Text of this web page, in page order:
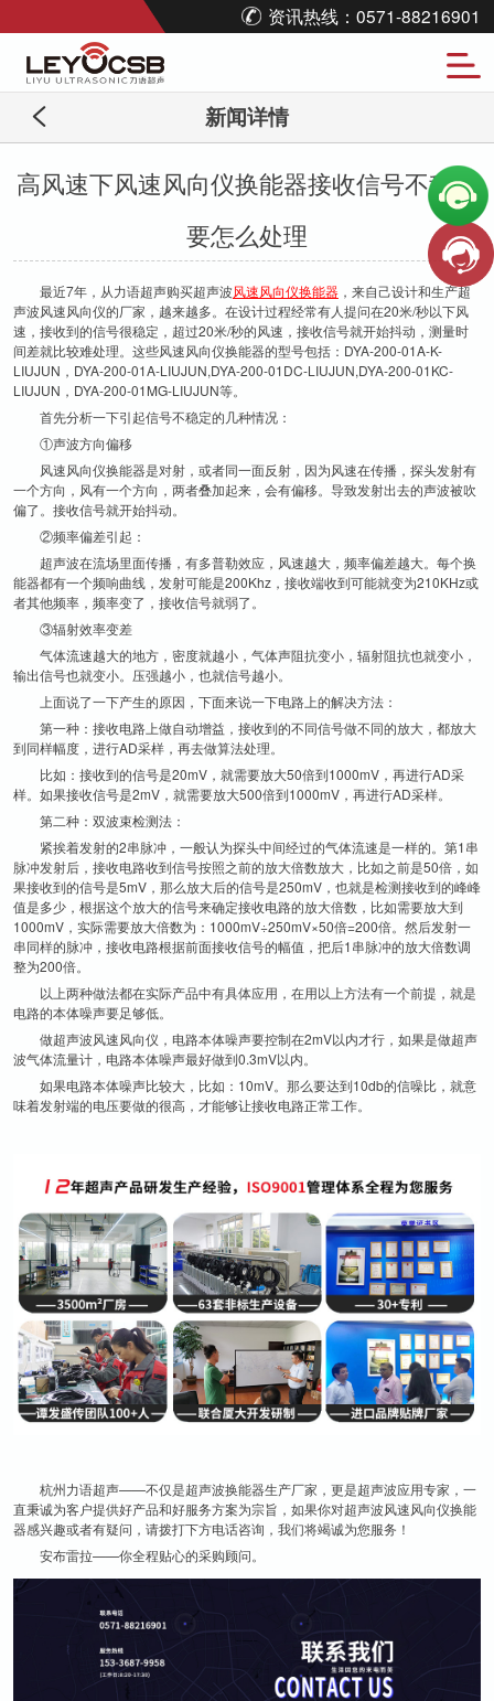
资讯热线：0571-88216901
新闻详情
高风速下风速风向仪换能器接收信号不稳定
要怎么处理
最近7年，从力语超声购买超声波风速风向仪换能器，来自己设计和生产超
声波风速风向仪的厂家，越来越多。在设计过程经常有人提问在20米/秒以下风
速，接收到的信号很稳定，超过20米/秒的风速，接收信号就开始抖动，测量时
间差就比较难处理。这些风速风向仪换能器的型号包括：DYA-200-01A-K-
LIUJUN，DYA-200-01A-LIUJUN,DYA-200-01DC-LIUJUN,DYA-200-01KC-
LIUJUN，DYA-200-01MG-LIUJUN等。
首先分析一下引起信号不稳定的几种情况：
①声波方向偏移
风速风向仪换能器是对射，或者同一面反射，因为风速在传播，探头发射有
一个方向，风有一个方向，两者叠加起来，会有偏移。导致发射出去的声波被吹
偏了。接收信号就开始抖动。
②频率偏差引起：
超声波在流场里面传播，有多普勒效应，风速越大，频率偏差越大。每个换
能器都有一个频响曲线，发射可能是200Khz，接收端收到可能就变为210KHz或
者其他频率，频率变了，接收信号就弱了。
③辐射效率变差
气体流速越大的地方，密度就越小，气体声阻抗变小，辐射阻抗也就变小，
输出信号也就变小。压强越小，也就信号越小。
上面说了一下产生的原因，下面来说一下电路上的解决方法：
第一种：接收电路上做自动增益，接收到的不同信号做不同的放大，都放大
到同样幅度，进行AD采样，再去做算法处理。
比如：接收到的信号是20mV，就需要放大50倍到1000mV，再进行AD采
样。如果接收信号是2mV，就需要放大500倍到1000mV，再进行AD采样。
第二种：双波束检测法：
紧挨着发射的2串脉冲，一般认为探头中间经过的气体流速是一样的。第1串
脉冲发射后，接收电路收到信号按照之前的放大倍数放大，比如之前是50倍，如
果接收到的信号是5mV，那么放大后的信号是250mV，也就是检测接收到的峰峰
值是多少，根据这个放大的信号来确定接收电路的放大倍数，比如需要放大到
1000mV，实际需要放大倍数为：1000mV÷250mV×50倍=200倍。然后发射一
串同样的脉冲，接收电路根据前面接收信号的幅值，把后1串脉冲的放大倍数调
整为200倍。
以上两种做法都在实际产品中有具体应用，在用以上方法有一个前提，就是
电路的本体噪声要足够低。
做超声波风速风向仪，电路本体噪声要控制在2mV以内才行，如果是做超声
波气体流量计，电路本体噪声最好做到0.3mV以内。
如果电路本体噪声比较大，比如：10mV。那么要达到10db的信噪比，就意
味着发射端的电压要做的很高，才能够让接收电路正常工作。
杭州力语超声——不仅是超声波换能器生产厂家，更是超声波应用专家，一
直秉诚为客户提供好产品和好服务方案为宗旨，如果你对超声波风速风向仪换能
器感兴趣或者有疑问，请拨打下方电话咨询，我们将竭诚为您服务！
安布雷拉——你全程贴心的采购顾问。